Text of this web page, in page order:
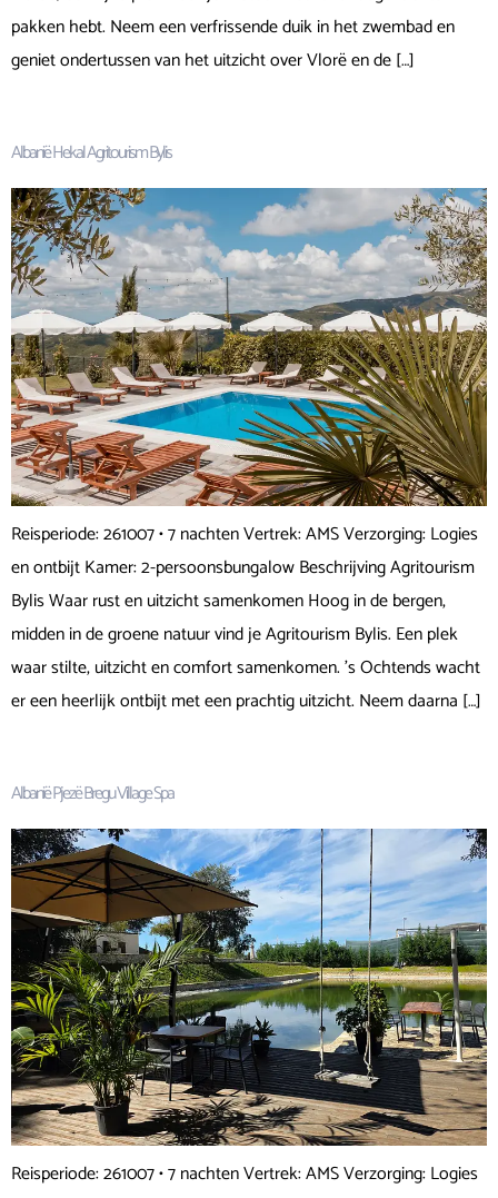
pakken hebt. Neem een verfrissende duik in het zwembad en
geniet ondertussen van het uitzicht over Vlorë en de […]
Albanië Hekal Agritourism Bylis
Reisperiode: 261007 • 7 nachten Vertrek: AMS Verzorging: Logies
en ontbijt Kamer: 2-persoonsbungalow Beschrijving Agritourism
Bylis Waar rust en uitzicht samenkomen Hoog in de bergen,
midden in de groene natuur vind je Agritourism Bylis. Een plek
waar stilte, uitzicht en comfort samenkomen. ’s Ochtends wacht
er een heerlijk ontbijt met een prachtig uitzicht. Neem daarna […]
Albanië Pjezë Bregu Village Spa
Reisperiode: 261007 • 7 nachten Vertrek: AMS Verzorging: Logies